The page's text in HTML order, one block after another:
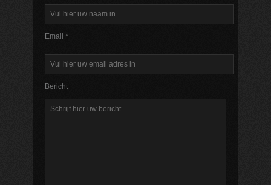
Email *
Bericht